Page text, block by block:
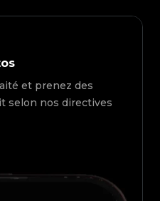
et prenez des
selon nos directives